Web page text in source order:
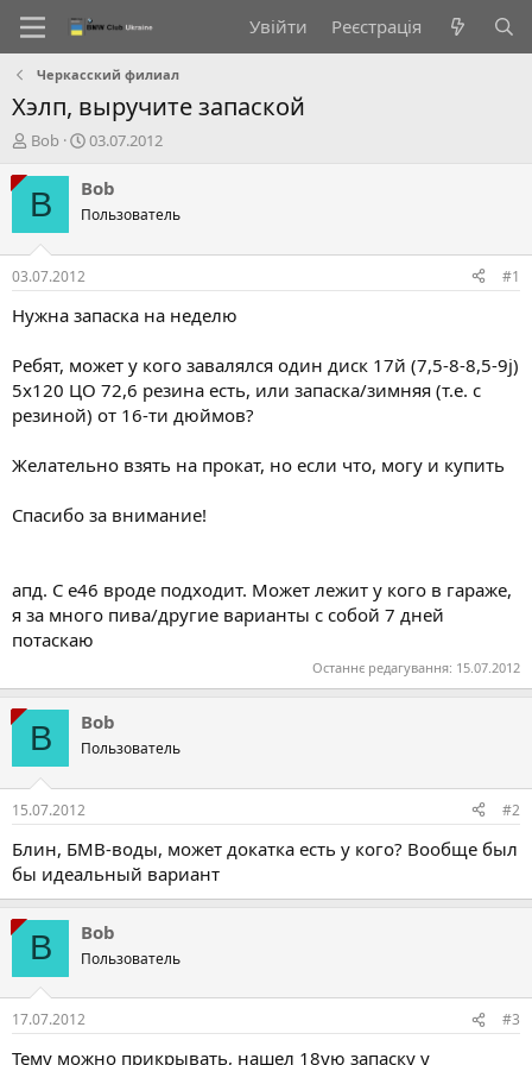
Увійти Реєстрація
Черкасский филиал
Хэлп, выручите запаской
А
т
о
т
е
м
и
Bob
Д
т
с
о
р
н
я
03.07.2012
B Bob
Пользователь
03.07.2012 #1
Нужна запаска на неделю
Ребят, может у кого завалялся один диск 17й (7,5-8-8,5-9j)
5х120 ЦО 72,6 резина есть, или запаска/зимняя (т.е. с
резиной) от 16-ти дюймов?
Желательно взять на прокат, но если что, могу и купить
Спасибо за внимание!
апд. С е46 вроде подходит. Может лежит у кого в гараже,
я за много пива/другие варианты с собой 7 дней
потаскаю
Останнє редагування: 15.07.2012
B Bob
Пользователь
15.07.2012 #2
Блин, БМВ-воды, может докатка есть у кого? Вообще был
бы идеальный вариант
B Bob
Пользователь
17.07.2012 #3
Тему можно прикрывать, нашел 18ую запаску у